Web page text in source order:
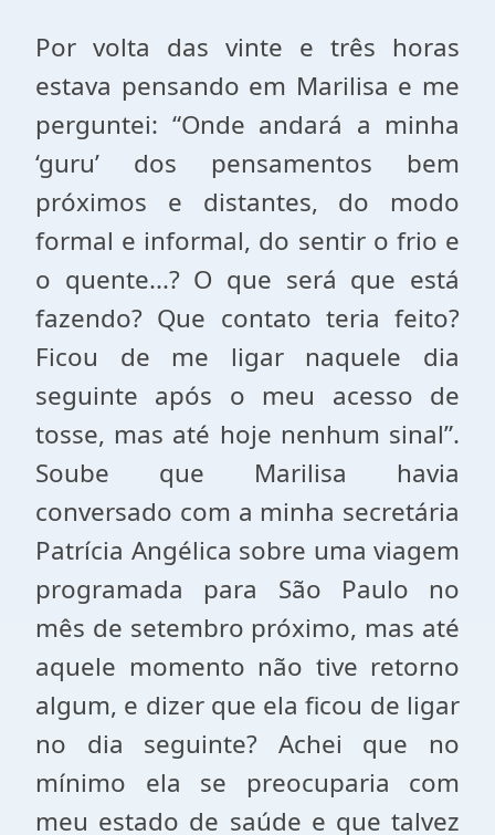
Por volta das vinte e três horas
estava pensando em Marilisa e me
perguntei: “Onde andará a minha
‘guru’ dos pensamentos bem
próximos e distantes, do modo
formal e informal, do sentir o frio e
o quente...? O que será que está
fazendo? Que contato teria feito?
Ficou de me ligar naquele dia
seguinte após o meu acesso de
tosse, mas até hoje nenhum sinal”.
Soube que Marilisa havia
conversado com a minha secretária
Patrícia Angélica sobre uma viagem
programada para São Paulo no
mês de setembro próximo, mas até
aquele momento não tive retorno
algum, e dizer que ela ficou de ligar
no dia seguinte? Achei que no
mínimo ela se preocuparia com
meu estado de saúde e que talvez